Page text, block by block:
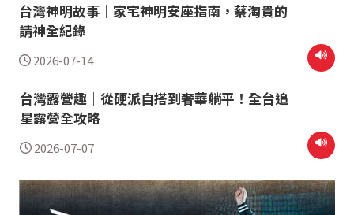
台灣神明故事｜家宅神明安座指南，蔡淘貴的
請神全紀錄
2026-07-14
台灣露營趣｜從硬派自搭到奢華躺平！全台追
星露營全攻略
2026-07-07